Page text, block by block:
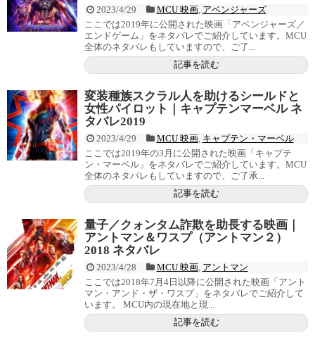
2023/4/29 MCU 映画, アベンジャーズ
ここでは2019年に公開された映画「アベンジャーズ／
エンドゲーム」をネタバレでご紹介しています。MCU
全体のネタバレもしていますので、ご了...
記事を読む
変装種族スクラル人を助けるシールドと
女性パイロット｜キャプテンマーベル ネ
タバレ2019
2023/4/29 MCU 映画, キャプテン・マーベル
ここでは2019年の3月に公開された映画「キャプテ
ン・マーベル」をネタバレでご紹介しています。MCU
全体のネタバレもしていますので、ご了承...
記事を読む
量子／クォンタム詐欺を助長する映画｜
アントマン＆ワスプ（アントマン２）
2018 ネタバレ
2023/4/28 MCU 映画, アントマン
ここでは2018年7月4日以降に公開された映画「アント
マン・アンド・ザ・ワスプ」をネタバレでご紹介して
います。 MCU内の現在地と現...
記事を読む